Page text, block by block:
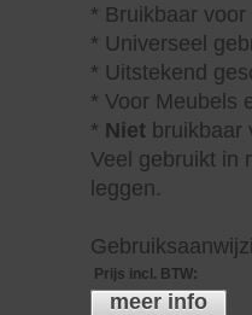
* Bruikbaar
* Universeel
* Uitstekend
* Voor Meubels
* Niet bruikbaar
Veel gebruikt in
leggen.
Prijs incl. BTW:
meer info